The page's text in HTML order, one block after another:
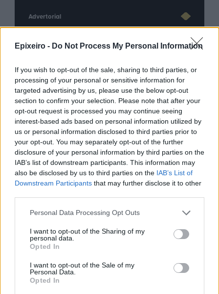
Epixeiro - Do Not Process My Personal Information
If you wish to opt-out of the sale, sharing to third parties, or
processing of your personal or sensitive information for
targeted advertising by us, please use the below opt-out
section to confirm your selection. Please note that after your
opt-out request is processed you may continue seeing
interest-based ads based on personal information utilized by
us or personal information disclosed to third parties prior to
your opt-out. You may separately opt-out of the further
disclosure of your personal information by third parties on the
IAB’s list of downstream participants. This information may
also be disclosed by us to third parties on the IAB’s List of
Downstream Participants that may further disclose it to other
Personal Data Processing Opt Outs
I want to opt-out of the Sharing of my
personal data.
Opted In
I want to opt-out of the Sale of my
Personal Data.
Opted In
Advertorial
Περισσότερα από το
Trade Estates: Στην κατοχή της το
50% του Sofia South Ring Mall με
τίμημα 49,35 εκατ. ευρώ
07/08/26|16:53
Ατρόμητος και Novibet
ανανεώνουν τη συνεργασία τους
μέχρι το 2028
07/08/26|15:48
Βραβευμένα κρασιά με την
υπογραφή της Lidl Ελλάς